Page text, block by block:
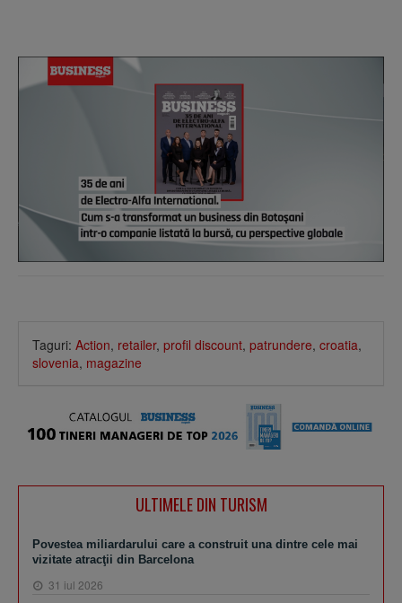
Taguri: Action, retailer, profil discount, patrundere, croatia,
slovenia, magazine
ULTIMELE DIN TURISM
Povestea miliardarului care a construit una dintre cele mai
vizitate atracţii din Barcelona
31 iul 2026